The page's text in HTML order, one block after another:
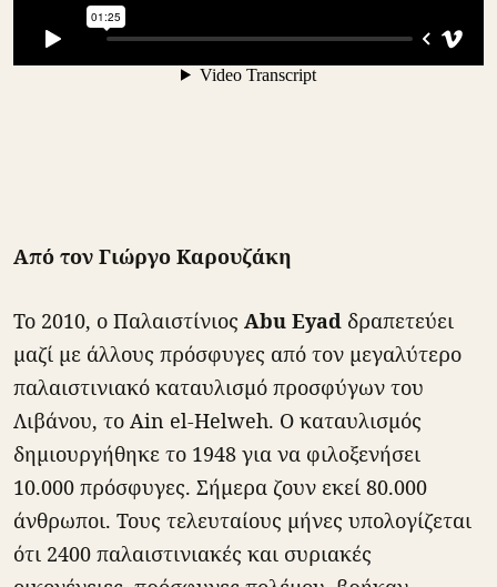
Από τον Γιώργο Καρουζάκη
Το 2010, ο Παλαιστίνιος Αbu Eyad δραπετεύει
μαζί με άλλους πρόσφυγες από τον μεγαλύτερο
παλαιστινιακό καταυλισμό προσφύγων του
Λιβάνου, το Ain el-Helweh. O καταυλισμός
δημιουργήθηκε το 1948 για να φιλοξενήσει
10.000 πρόσφυγες. Σήμερα ζουν εκεί 80.000
άνθρωποι. Τους τελευταίους μήνες υπολογίζεται
ότι 2400 παλαιστινιακές και συριακές